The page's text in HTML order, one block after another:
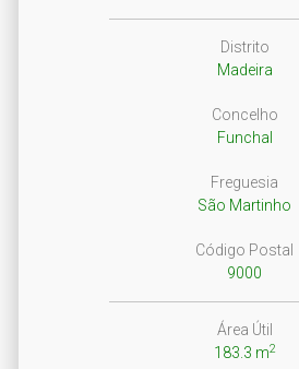
Distrito
Madeira
Concelho
Funchal
Freguesia
São Martinho
Código Postal
9000
Área Útil
183.3 m2